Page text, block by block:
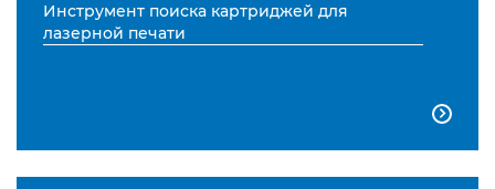
Инструмент поиска картриджей для
лазерной печати
